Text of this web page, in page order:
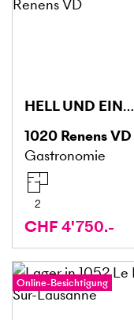
HELL UND EINLADEND
1020 Renens VD
Gastronomie
2
CHF 4'750.-
Online-Besichtigung